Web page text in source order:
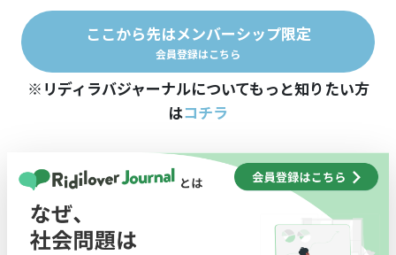
ここから先はメンバーシップ限定
会員登録はこちら
※リディラバジャーナルについてもっと知りたい方
はコチラ